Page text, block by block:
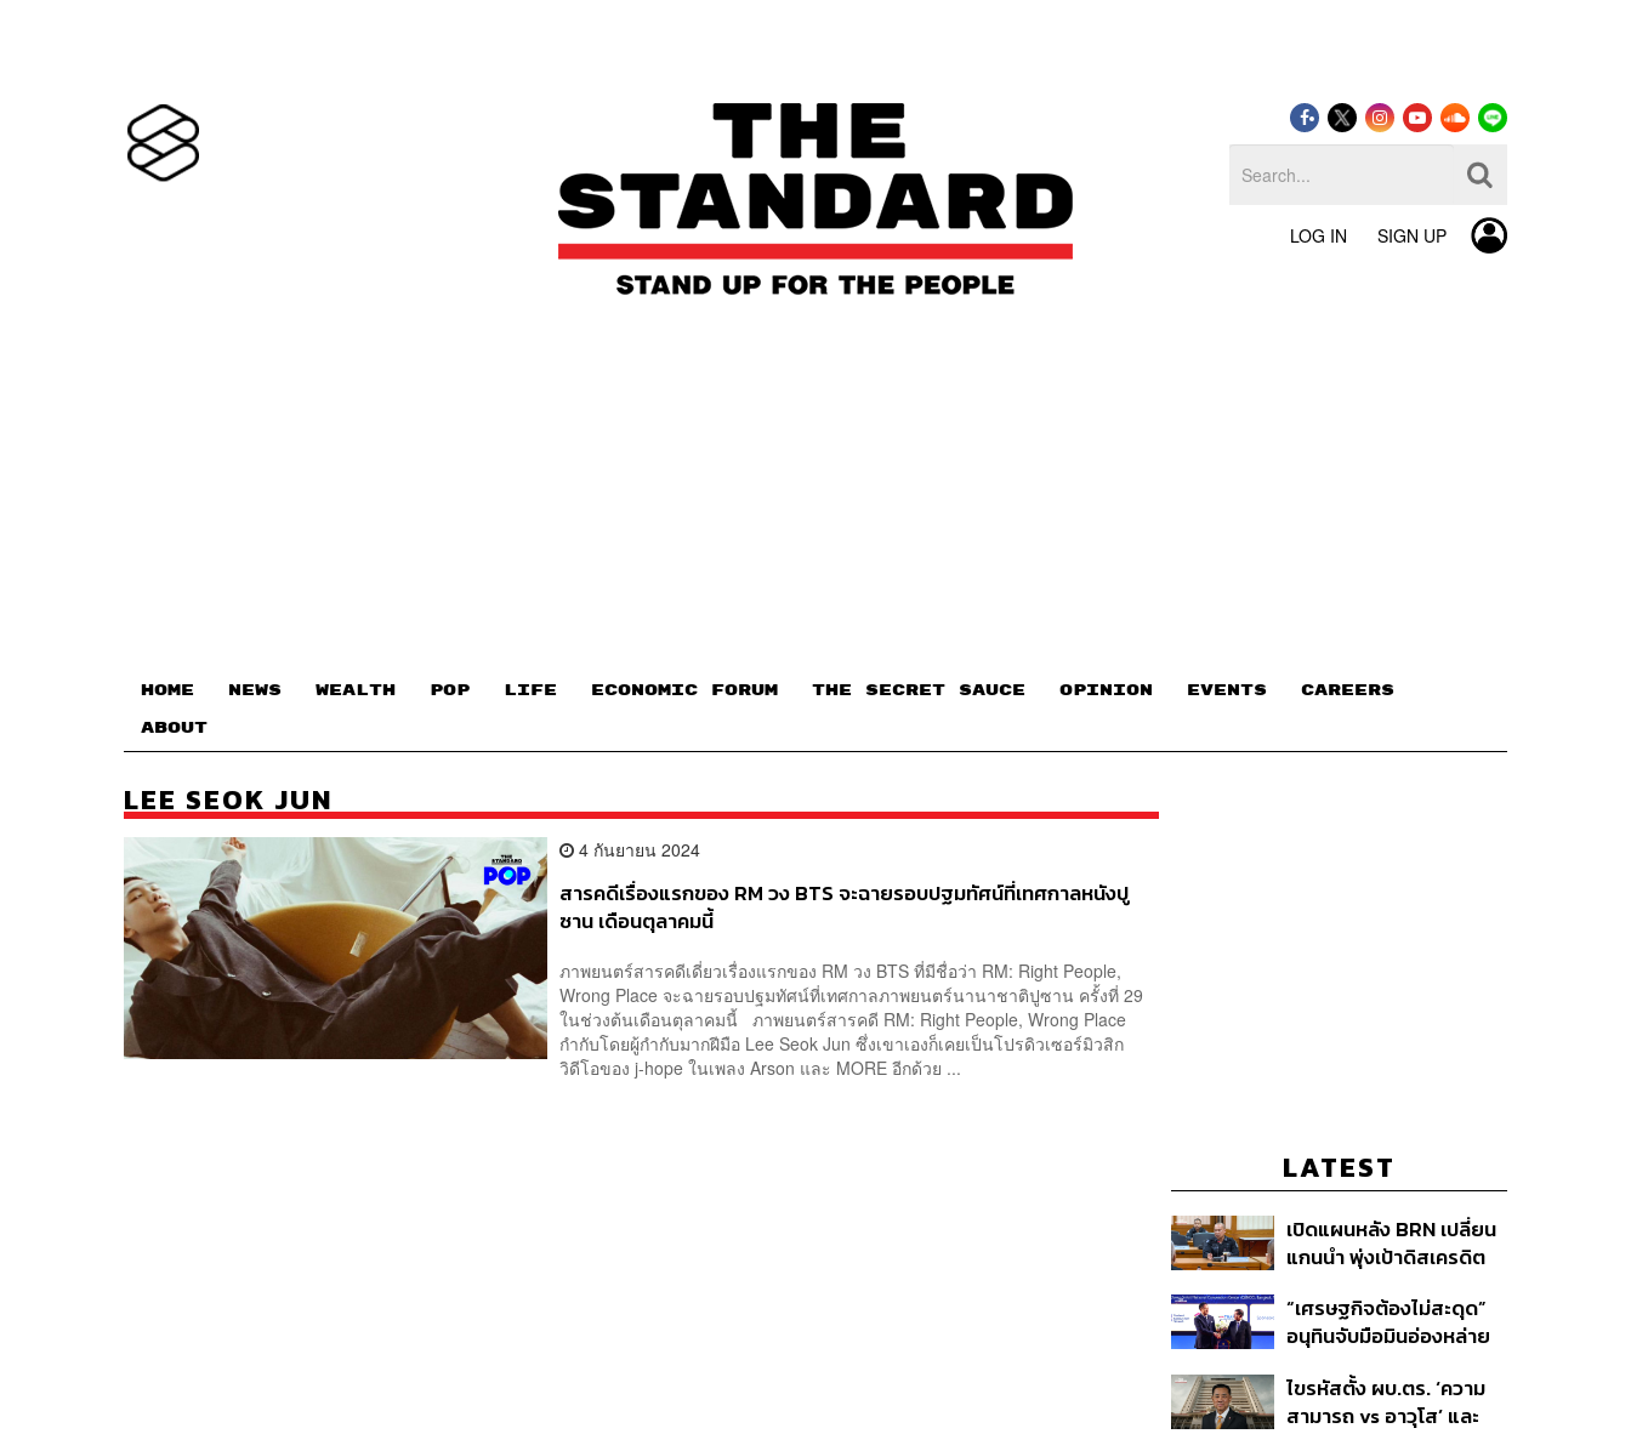
LOG IN SIGN UP
HOME NEWS WEALTH POP LIFE ECONOMIC FORUM THE SECRET SAUCE​ OPINION EVENTS CAREERS
ABOUT
LEE SEOK JUN
4 กันยายน 2024
สารคดีเรื่องแรกของ RM วง BTS จะฉายรอบปฐมทัศน์ที่เทศกาลหนังปู
ซาน เดือนตุลาคมนี้
ภาพยนตร์สารคดีเดี่ยวเรื่องแรกของ RM วง BTS ที่มีชื่อว่า RM: Right People,
Wrong Place จะฉายรอบปฐมทัศน์ที่เทศกาลภาพยนตร์นานาชาติปูซาน ครั้งที่ 29
ในช่วงต้นเดือนตุลาคมนี้ ภาพยนตร์สารคดี RM: Right People, Wrong Place
กำกับโดยผู้กำกับมากฝีมือ Lee Seok Jun ซึ่งเขาเองก็เคยเป็นโปรดิวเซอร์มิวสิก
วิดีโอของ j-hope ในเพลง Arson และ MORE อีกด้วย ...
LATEST
เปิดแผนหลัง BRN เปลี่ยน
แกนนำ พุ่งเป้าดิสเครดิต
พร้อมระดมเงินบริจาค
สะพัดปีละ 2,000 ล้านบาท
“เศรษฐกิจต้องไม่สะดุด”
อนุทินจับมือมินอ่องหล่าย
ดอลลาร์ ผลักดันการค้า
ชายแดน
ไขรหัสตั้ง ผบ.ตร. ‘ความ
สามารถ vs อาวุโส’ และ